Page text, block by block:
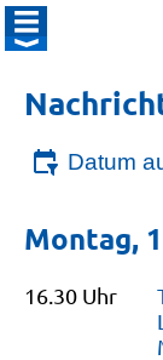
Datum
Montag,
16.30 Uhr